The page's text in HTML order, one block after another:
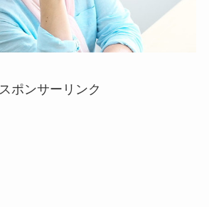
スポンサーリンク